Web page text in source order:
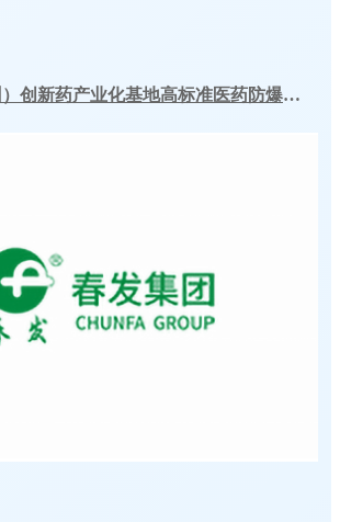
贝达药业（嵊州）创新药产业化基地高标准医药防爆冷库建造工程案例